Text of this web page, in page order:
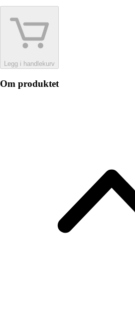
Legg i handlekurv
Om produktet